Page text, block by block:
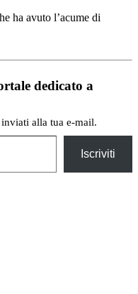
ha avuto l’acume di
dedicato a
alla tua e-mail.
Iscriviti